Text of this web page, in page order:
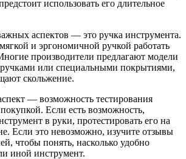
использовать его длительное
аспектов — это ручка инструмента.
и эргономичной ручкой работать
производители предлагают модели
или специальными покрытиями,
скольжение.
— возможность тестирования
Если есть возможность,
в руки, протестировать его на
Если это невозможно, изучите отзывы
чтобы понять, насколько удобно
иной инструмент.